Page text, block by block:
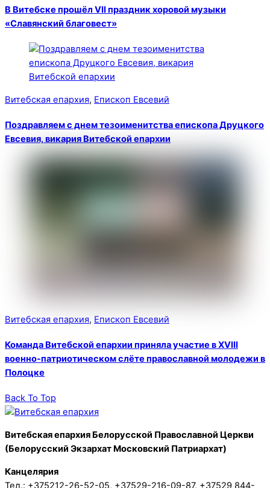
В Витебске прошёл VII праздник хоровой музыки
«Славянский благовест»
Витебская епархия, Епископ Евсевий
Поздравляем с днем тезоименитства епископа Друцкого
Евсевия, викария Витебской епархии
Витебская епархия, Епископ Евсевий
Команда Витебской епархии приняла участие в XVIII
военно-патриотическом слёте православной молодежи в
Полоцке
Back To Top
Витебская епархия Белорусской Православной Церкви
(Белорусский Экзархат Московский Патриархат)
Канцелярия
Тел.: +375212-26-52-05, +37529-216-09-87, +37529 844-